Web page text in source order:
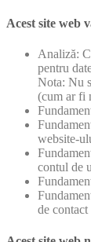
Acest site web
Analiză:
pentru
Nota: Nu
(cum ar fi
website-
contul de
de